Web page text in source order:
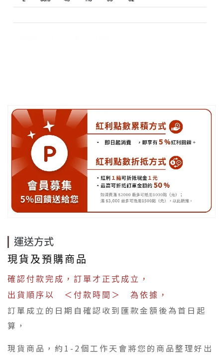
運送方式
現貨及預購商品
確認付款完成，訂單才正式成立，
出貨順序以 ＜付款時間＞ 為依據，
訂單成立的日期自確認收到匯款金額後為首日起
算，
現貨商品，約1-2個工作天會將您的商品整理好出